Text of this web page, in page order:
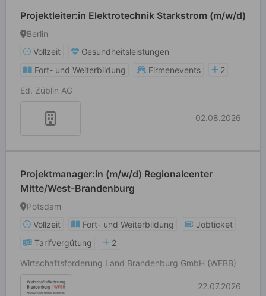
Projektleiter:in Elektrotechnik Starkstrom (m/w/d)
Berlin
Vollzeit
Gesundheitsleistungen
Fort- und Weiterbildung
Firmenevents
2
Ed. Züblin AG
02.08.2026
Projektmanager:in (m/w/d) Regionalcenter
Mitte/West-Brandenburg
Potsdam
Vollzeit
Fort- und Weiterbildung
Jobticket
Tarifvergütung
2
Wirtschaftsforderung Land Brandenburg GmbH (WFBB)
22.07.2026